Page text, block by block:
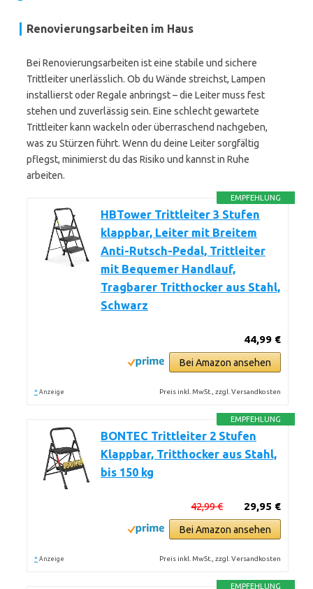
Renovierungsarbeiten im Haus
Bei Renovierungsarbeiten ist eine stabile und sichere
Trittleiter unerlässlich. Ob du Wände streichst, Lampen
installierst oder Regale anbringst – die Leiter muss fest
stehen und zuverlässig sein. Eine schlecht gewartete
Trittleiter kann wackeln oder überraschend nachgeben,
was zu Stürzen führt. Wenn du deine Leiter sorgfältig
pflegst, minimierst du das Risiko und kannst in Ruhe
arbeiten.
EMPFEHLUNG
HBTower Trittleiter 3 Stufen
klappbar, Leiter mit Breitem
Anti-Rutsch-Pedal, Trittleiter
mit Bequemer Handlauf,
Tragbarer Tritthocker aus Stahl,
Schwarz
44,99 €
Bei Amazon ansehen
* Anzeige Preis inkl. MwSt., zzgl. Versandkosten
EMPFEHLUNG
BONTEC Trittleiter 2 Stufen
Klappbar, Tritthocker aus Stahl,
bis 150 kg
29,95 €
42,99 €
Bei Amazon ansehen
* Anzeige Preis inkl. MwSt., zzgl. Versandkosten
EMPFEHLUNG